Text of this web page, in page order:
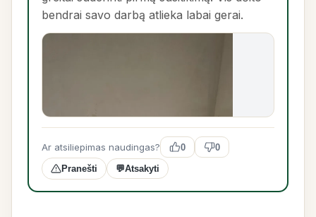
bendrai savo darbą atlieka labai gerai.
Ar atsiliepimas naudingas? 0 0
Pranešti 💬Atsakyti